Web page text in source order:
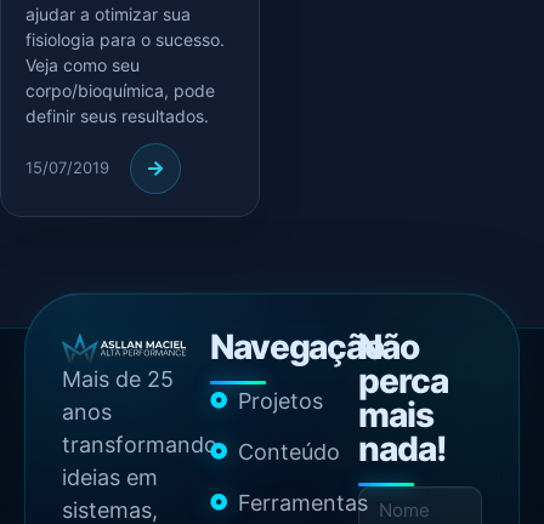
ajudar a otimizar sua
fisiologia para o sucesso.
Veja como seu
corpo/bioquímica, pode
definir seus resultados.
15/07/2019
Mais de 25
anos
transformando
ideias em
sistemas,
Navegação
Projetos
Conteúdo
Ferramentas
Não
perca
mais
nada!